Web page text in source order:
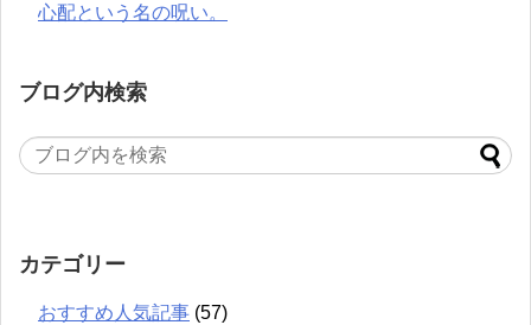
心配という名の呪い。
ブログ内検索
カテゴリー
おすすめ人気記事 (57)